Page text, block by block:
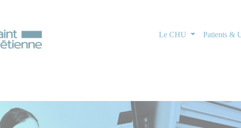
Le CHU Patients &